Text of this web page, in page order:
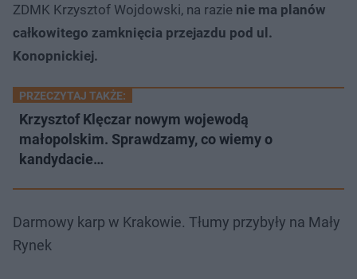
ZDMK Krzysztof Wojdowski, na razie nie ma planów
całkowitego zamknięcia przejazdu pod ul.
Konopnickiej.
PRZECZYTAJ TAKŻE:
Krzysztof Klęczar nowym wojewodą
małopolskim. Sprawdzamy, co wiemy o
kandydacie…
Darmowy karp w Krakowie. Tłumy przybyły na Mały
Rynek